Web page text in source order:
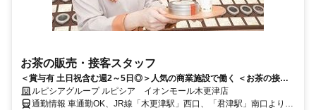
お茶の販売・接客スタッフ
＜賞与有 土日祝含む週2～5日◎＞人気の商業施設で働く ＜お茶の接客
＆販売の仕事＞～未経験からお茶アドバイザーに～
ルピシアグループ ルピシア イオンモール木更津店
通勤情報 車通勤OK、JR線「木更津駅」西口、「君津駅」南口より日